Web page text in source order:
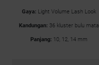
Gaya: Light Volume Lash Look
Kandungan: 36 kluster bulu mata
Panjang: 10, 12, 14 mm